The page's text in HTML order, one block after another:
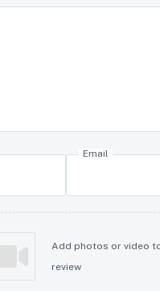
Email
Add photos or video
review